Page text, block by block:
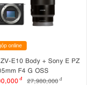
đa dạngtình huống chụp
online
E10 Body + Sony E PZ
F4 G OSS
đ 27,980,000 đ